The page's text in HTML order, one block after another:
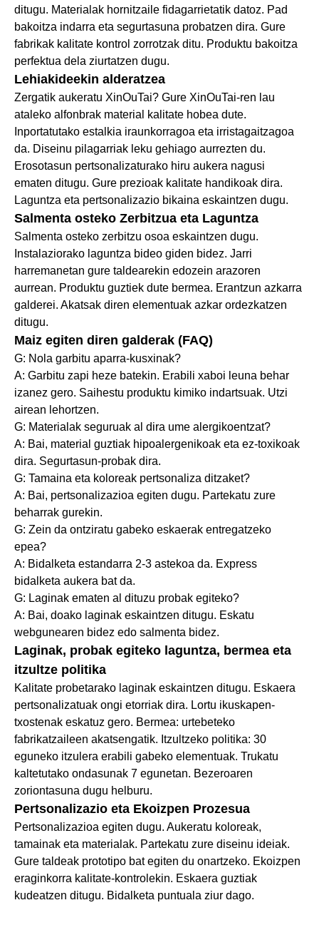
ditugu. Materialak hornitzaile fidagarrietatik datoz. Pad
bakoitza indarra eta segurtasuna probatzen dira. Gure
fabrikak kalitate kontrol zorrotzak ditu. Produktu bakoitza
perfektua dela ziurtatzen dugu.
Lehiakideekin alderatzea
Zergatik aukeratu XinOuTai? Gure XinOuTai-ren lau
ataleko alfonbrak material kalitate hobea dute.
Inportatutako estalkia iraunkorragoa eta irristagaitzagoa
da. Diseinu pilagarriak leku gehiago aurrezten du.
Erosotasun pertsonalizaturako hiru aukera nagusi
ematen ditugu. Gure prezioak kalitate handikoak dira.
Laguntza eta pertsonalizazio bikaina eskaintzen dugu.
Salmenta osteko Zerbitzua eta Laguntza
Salmenta osteko zerbitzu osoa eskaintzen dugu.
Instalaziorako laguntza bideo giden bidez. Jarri
harremanetan gure taldearekin edozein arazoren
aurrean. Produktu guztiek dute bermea. Erantzun azkarra
galderei. Akatsak diren elementuak azkar ordezkatzen
ditugu.
Maiz egiten diren galderak (FAQ)
G: Nola garbitu aparra-kusxinak?
A: Garbitu zapi heze batekin. Erabili xaboi leuna behar
izanez gero. Saihestu produktu kimiko indartsuak. Utzi
airean lehortzen.
G: Materialak seguruak al dira ume alergikoentzat?
A: Bai, material guztiak hipoalergenikoak eta ez-toxikoak
dira. Segurtasun-probak dira.
G: Tamaina eta koloreak pertsonaliza ditzaket?
A: Bai, pertsonalizazioa egiten dugu. Partekatu zure
beharrak gurekin.
G: Zein da ontziratu gabeko eskaerak entregatzeko
epea?
A: Bidalketa estandarra 2-3 astekoa da. Express
bidalketa aukera bat da.
G: Laginak ematen al dituzu probak egiteko?
A: Bai, doako laginak eskaintzen ditugu. Eskatu
webgunearen bidez edo salmenta bidez.
Laginak, probak egiteko laguntza, bermea eta
itzultze politika
Kalitate probetarako laginak eskaintzen ditugu. Eskaera
pertsonalizatuak ongi etorriak dira. Lortu ikuskapen-
txostenak eskatuz gero. Bermea: urtebeteko
fabrikatzaileen akatsengatik. Itzultzeko politika: 30
eguneko itzulera erabili gabeko elementuak. Trukatu
kaltetutako ondasunak 7 egunetan. Bezeroaren
zoriontasuna dugu helburu.
Pertsonalizazio eta Ekoizpen Prozesua
Pertsonalizazioa egiten dugu. Aukeratu koloreak,
tamainak eta materialak. Partekatu zure diseinu ideiak.
Gure taldeak prototipo bat egiten du onartzeko. Ekoizpen
eraginkorra kalitate-kontrolekin. Eskaera guztiak
kudeatzen ditugu. Bidalketa puntuala ziur dago.